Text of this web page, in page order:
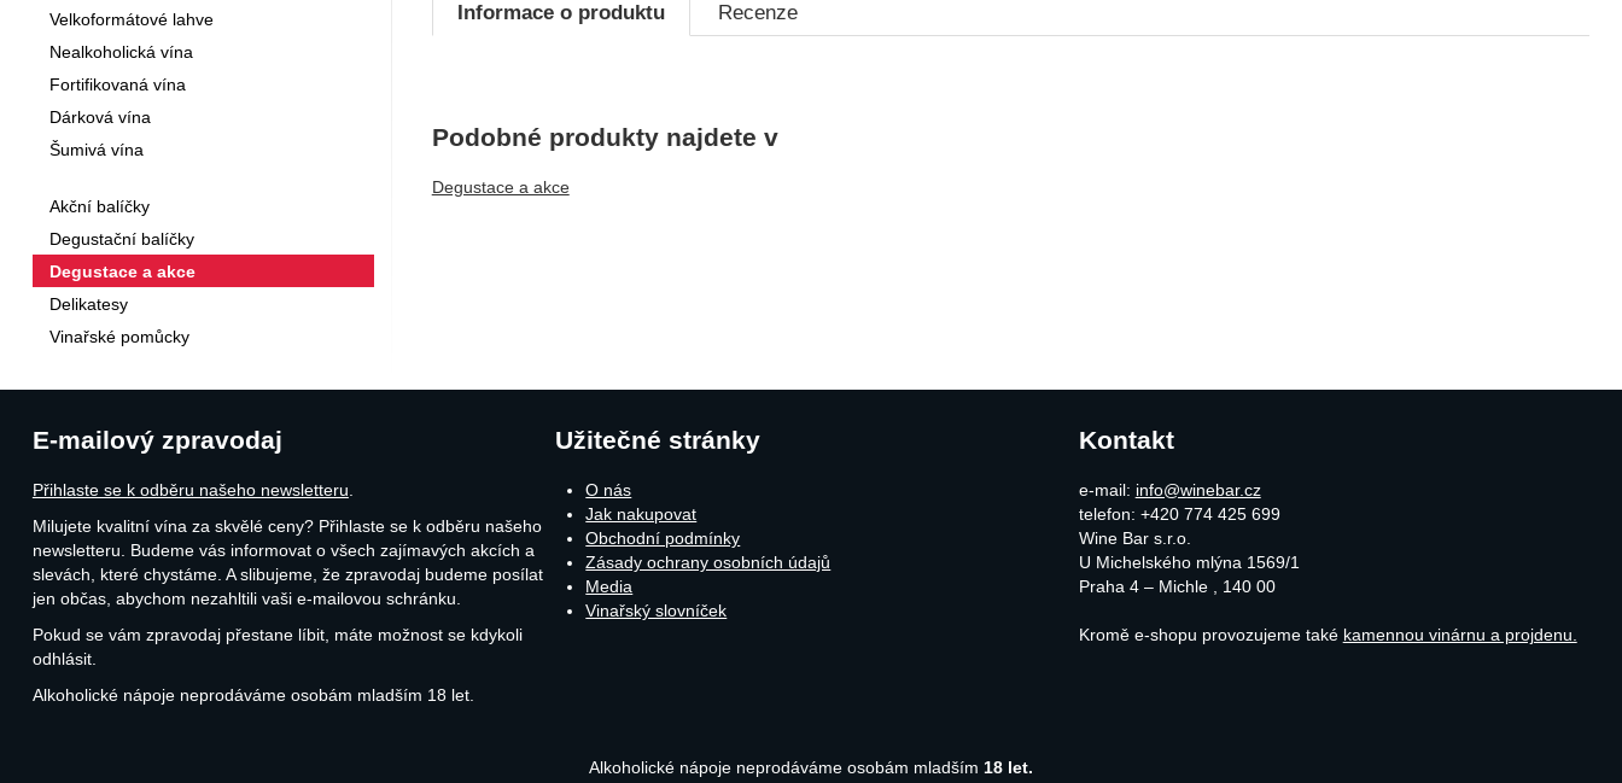
Informace o produktu Recenze
Podobné produkty najdete v
Degustace a akce
Velkoformátové lahve
Nealkoholická vína
Fortifikovaná vína
Dárková vína
Šumivá vína
Akční balíčky
Degustační balíčky
Degustace a akce
Delikatesy
Vinařské pomůcky
E-mailový zpravodaj
Přihlaste se k odběru našeho newsletteru
Milujete kvalitní vína za skvělé ceny? Přihlaste se k odběru našeho
newsletteru. Budeme vás informovat o všech zajímavých akcích a
slevách, které chystáme. A slibujeme, že zpravodaj budeme posílat
jen občas, abychom nezahltili vaši e-mailovou schránku.
Pokud se vám zpravodaj přestane líbit, máte možnost se kdykoli
odhlásit.
Alkoholické nápoje neprodáváme osobám mladším 18 let.
Užitečné stránky
O nás
Jak nakupovat
Obchodní podmínky
Zásady ochrany osobních údajů
Media
Vinařský slovníček
Kontakt
e-mail: info@winebar.cz
telefon: +420 774 425 699
Wine Bar s.r.o.
U Michelského mlýna 1569/1
Praha 4 – Michle
140 00
Kromě e-shopu provozujeme také kamennou vinárnu a projdenu.
Alkoholické nápoje neprodáváme osobám mladším 18 let.